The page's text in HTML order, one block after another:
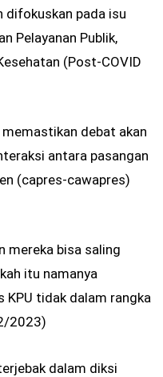
difokuskan pada isu
Pelayanan Publik,
(Post-COVID
debat akan
antara pasangan
(capres-cawapres)
mereka bisa saling
itu namanya
KPU tidak dalam rangka
2023)
dalam diksi